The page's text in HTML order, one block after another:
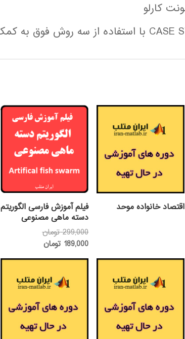
اقتصاد خانواده موحد
فیلم آموزش فارسی الگوریتم
دسته ماهی مصنوعی
299,000 تومانقیمت
189,000 تومانقیمت